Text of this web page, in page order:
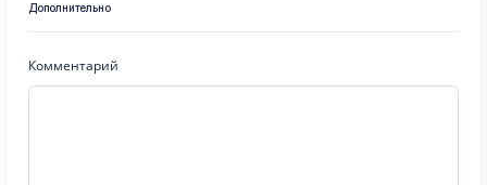
Дополнительно
Комментарий